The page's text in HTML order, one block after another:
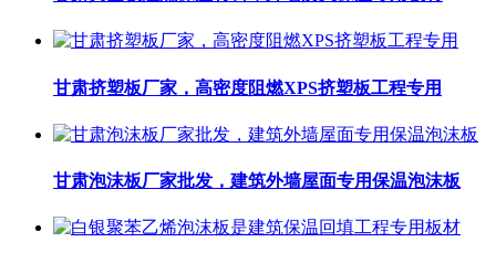
甘肃挤塑板厂家，高密度阻燃XPS挤塑板工程专用
甘肃泡沫板厂家批发，建筑外墙屋面专用保温泡沫板